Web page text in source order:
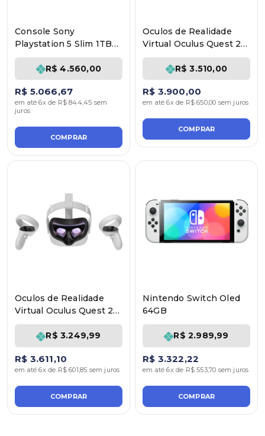
Console Sony
Playstation 5 Slim 1TB
(Midia Física)
R$ 5.066,67
R$ 4.560,00
em até 6x de R$ 844,45 sem
juros
COMPRAR
Oculos de Realidade
Virtual Oculus Quest 2
256 GB
R$ 3.900,00
R$ 3.510,00
em até 6x de R$ 650,00 sem juros
COMPRAR
Oculos de Realidade
Virtual Oculus Quest 2
128 GB
R$ 3.611,10
R$ 3.249,99
em até 6x de R$ 601,85 sem juros
COMPRAR
Nintendo Switch Oled
64GB
R$ 3.322,22
R$ 2.989,99
em até 6x de R$ 553,70 sem juros
COMPRAR